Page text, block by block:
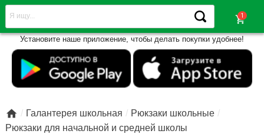
shopping_cart
Установите наше приложение, чтобы делать покупки удобнее!
 Галантерея школьная
Рюкзаки школьные
Рюкзаки для начальной и средней школы